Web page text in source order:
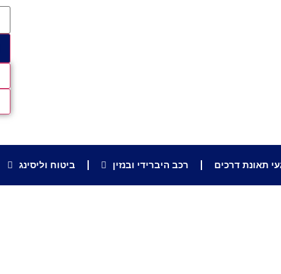
תאונת דרכים רכב היברידי ובנזין ביטוח וליסינג